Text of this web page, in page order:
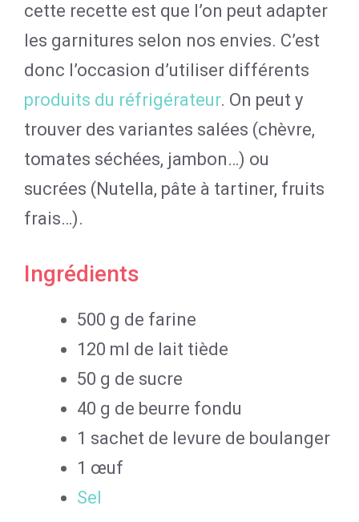
cette recette est que l’on peut adapter
les garnitures selon nos envies. C’est
donc l’occasion d’utiliser différents
produits du réfrigérateur. On peut y
trouver des variantes salées (chèvre,
tomates séchées, jambon…) ou
sucrées (Nutella, pâte à tartiner, fruits
frais…).
Ingrédients
500 g de farine
120 ml de lait tiède
50 g de sucre
40 g de beurre fondu
1 sachet de levure de boulanger
1 œuf
Sel